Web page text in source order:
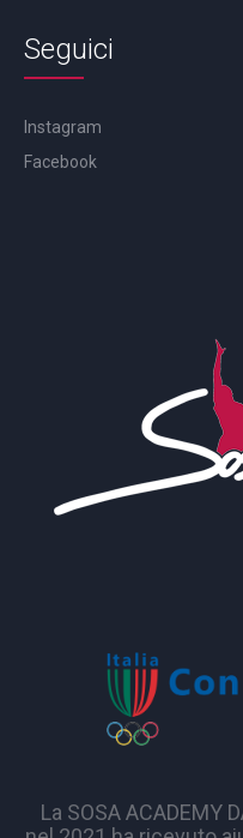
Seguici
Instagram
Facebook
La SOSA ACADEMY